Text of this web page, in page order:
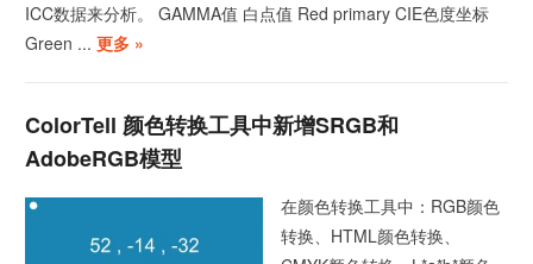
ICC数据来分析。 GAMMA值 白点值 Red primary CIE色度坐标
Green ...更多 »
ColorTell 颜色转换工具中新增sRGB和
AdobeRGB模型
在颜色转换工具中：RGB颜色
转换、HTML颜色转换、